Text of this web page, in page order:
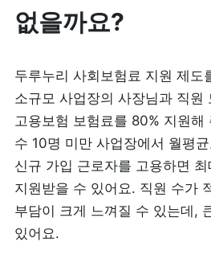
없을까요?
두루누리 사회보험료 지원 제도
소규모 사업장의 사장님과 직원
고용보험 보험료를 80% 지원해
수 10명 미만 사업장에서 월평
신규 가입 근로자를 고용하면
지원받을 수 있어요. 직원 수가
부담이 크게 느껴질 수 있는데,
있어요.